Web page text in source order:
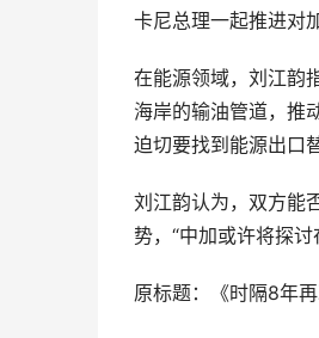
卡尼总理一起推进对
在能源领域，刘江韵
海岸的输油管道，推
迫切要找到能源出口
刘江韵认为，双方能
势，“中加或许将探
原标题：《时隔8年